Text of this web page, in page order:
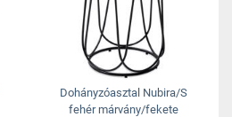
Dohányzóasztal Nubira/S
fehér márvány/fekete